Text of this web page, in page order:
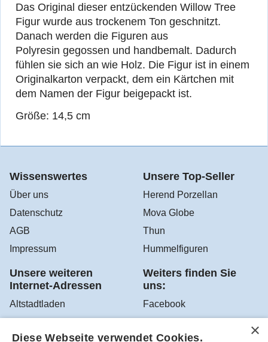
Das Original dieser entzückenden Willow Tree
Figur wurde aus trockenem Ton geschnitzt.
Danach werden die Figuren aus
Polyresin gegossen und handbemalt. Dadurch
fühlen sie sich an wie Holz. Die Figur ist in einem
Originalkarton verpackt, dem ein Kärtchen mit
dem Namen der Figur beigepackt ist.
Größe: 14,5 cm
Wissenswertes
Über uns
Datenschutz
AGB
Impressum
Unsere Top-Seller
Herend Porzellan
Mova Globe
Thun
Hummelfiguren
Unsere weiteren
Internet-Adressen
Altstadtladen
Weiters finden Sie
uns:
Facebook
YouTube
Diese Webseite verwendet Cookies.